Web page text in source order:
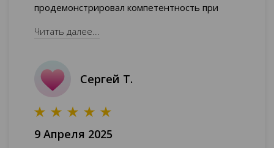
продемонстрировал компетентность при
упрощает получение препаратов. Готова
Читать далее...
Сергей Т.
9 Апреля 2025